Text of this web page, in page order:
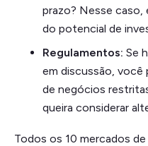
prazo? Nesse caso,
do potencial de
Regulamentos: Se
em discussão, você
de negócios
queira considerar
Todos os 10 mercados